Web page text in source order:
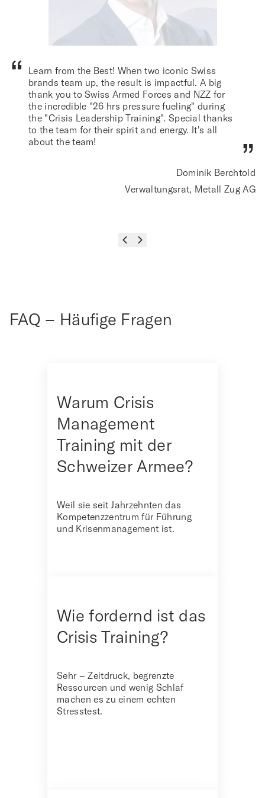
Learn from the Best! When two iconic Swiss
brands team up, the result is impactful. A big
thank you to Swiss Armed Forces and NZZ for
the incredible "26 hrs pressure fueling" during
the "Crisis Leadership Training". Special thanks
to the team for their spirit and energy. It's all
about the team!
Dominik Berchtold
Verwaltungsrat, Metall Zug AG
FAQ – Häufige Fragen
Warum Crisis
Management
Training mit der
Schweizer Armee?
Weil sie seit Jahrzehnten das
Kompetenzzentrum für Führung
und Krisenmanagement ist.
Wie fordernd ist das
Crisis Training?
Sehr – Zeitdruck, begrenzte
Ressourcen und wenig Schlaf
machen es zu einem echten
Stresstest.